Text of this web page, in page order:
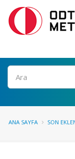
Ara
ANA SAYFA SON